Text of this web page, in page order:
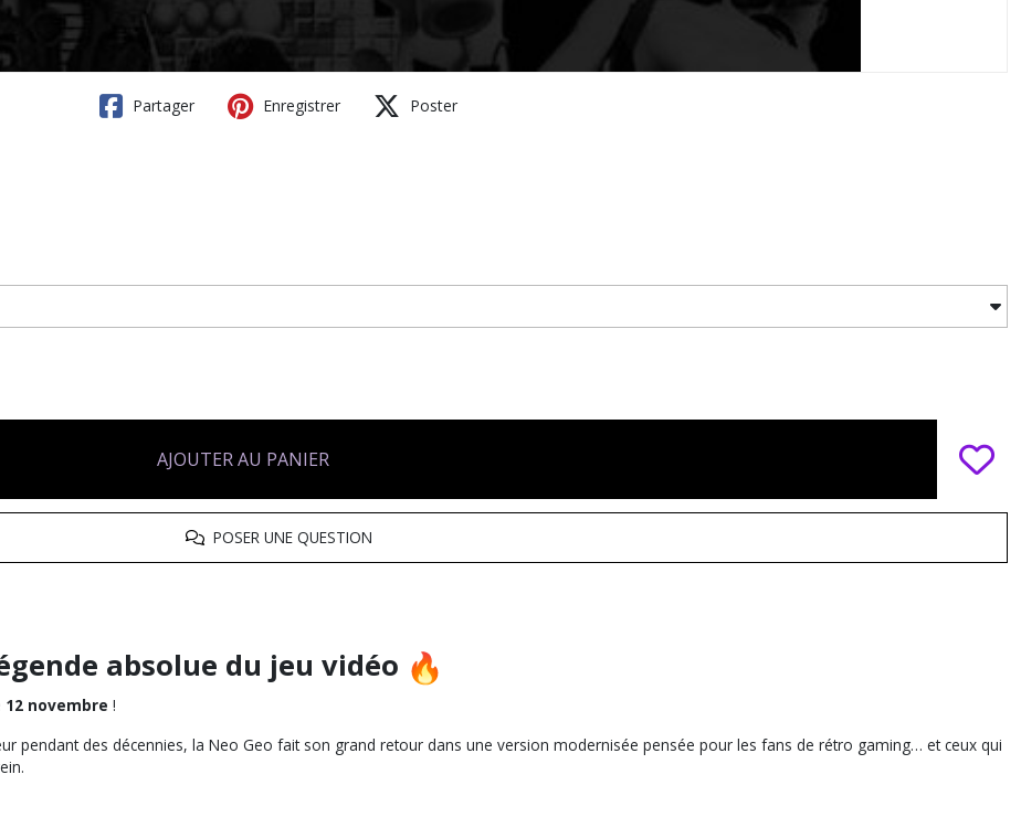
Partager Enregistrer Poster
AJOUTER AU PANIER
POSER UNE QUESTION
absolue du jeu vidéo
12 novembre !
pendant des décennies, la Neo Geo fait son grand retour dans une version modernisée pensée pour les fans de rétro gaming… et ceux qui